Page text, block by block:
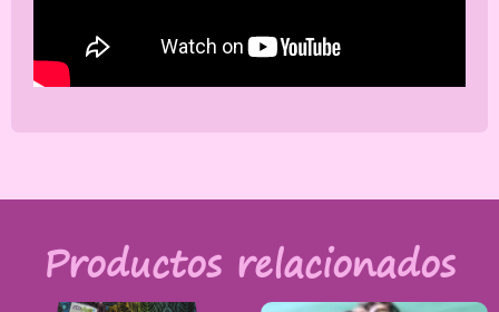
Productos relacionados